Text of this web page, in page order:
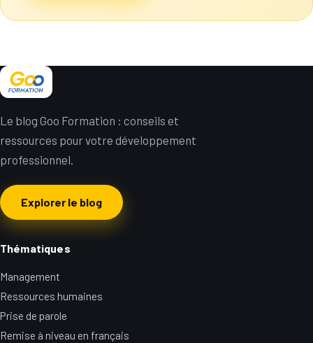
Le blog Goo Formation : conseils et
ressources pour votre développement
professionnel.
Explorer le blog
Thématiques
Management
Ressources humaines
Prise de parole
Remise à niveau en français